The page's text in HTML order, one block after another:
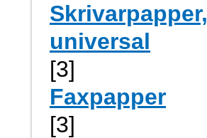
Skrivarpapper,
universal
[3]
Faxpapper
[3]